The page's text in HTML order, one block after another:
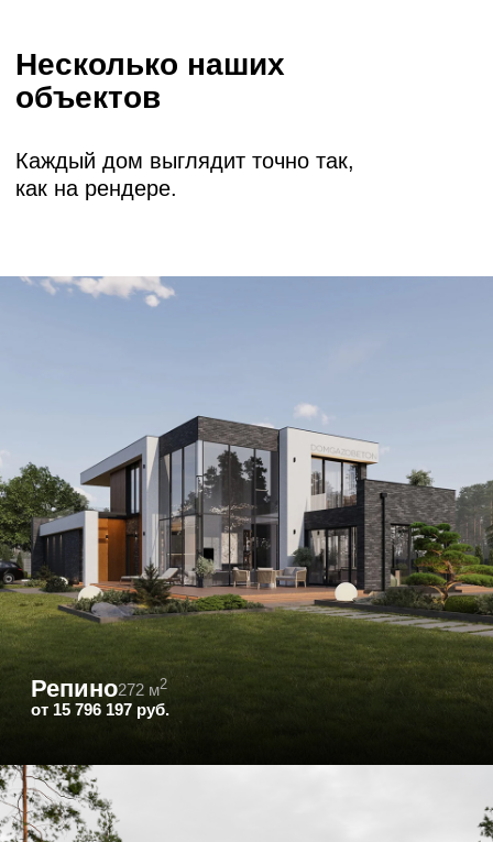
Щелково162 м 2
от 14 733 556 руб.